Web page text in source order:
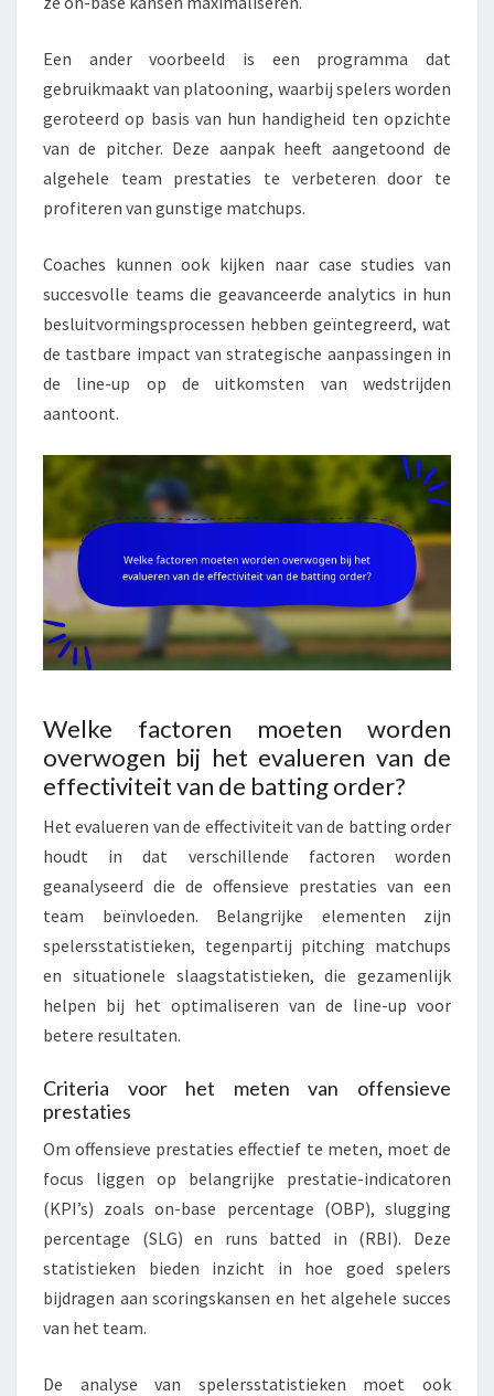
Een ander voorbeeld is een programma dat
gebruikmaakt van platooning, waarbij spelers worden
geroteerd op basis van hun handigheid ten opzichte
van de pitcher. Deze aanpak heeft aangetoond de
algehele team prestaties te verbeteren door te
profiteren van gunstige matchups.
Coaches kunnen ook kijken naar case studies van
succesvolle teams die geavanceerde analytics in hun
besluitvormingsprocessen hebben geïntegreerd, wat
de tastbare impact van strategische aanpassingen in
de line-up op de uitkomsten van wedstrijden
aantoont.
Welke factoren moeten worden
overwogen bij het evalueren van de
effectiviteit van de batting order?
Het evalueren van de effectiviteit van de batting order
houdt in dat verschillende factoren worden
geanalyseerd die de offensieve prestaties van een
team beïnvloeden. Belangrijke elementen zijn
spelersstatistieken, tegenpartij pitching matchups
en situationele slaagstatistieken, die gezamenlijk
helpen bij het optimaliseren van de line-up voor
betere resultaten.
Criteria voor het meten van offensieve
prestaties
Om offensieve prestaties effectief te meten, moet de
focus liggen op belangrijke prestatie-indicatoren
(KPI’s) zoals on-base percentage (OBP), slugging
percentage (SLG) en runs batted in (RBI). Deze
statistieken bieden inzicht in hoe goed spelers
bijdragen aan scoringskansen en het algehele succes
van het team.
De analyse van spelersstatistieken moet ook